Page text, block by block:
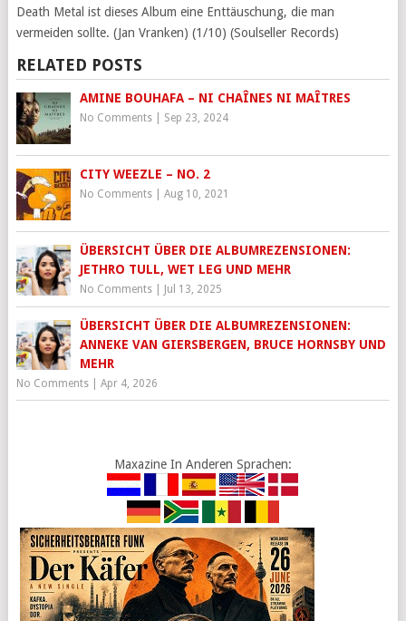
Death Metal ist dieses Album eine Enttäuschung, die man
vermeiden sollte. (Jan Vranken) (1/10) (Soulseller Records)
RELATED POSTS
AMINE BOUHAFA – NI CHAÎNES NI MAÎTRES
No Comments| Sep 23, 2024
CITY WEEZLE – NO. 2
No Comments| Aug 10, 2021
ÜBERSICHT ÜBER DIE ALBUMREZENSIONEN:
JETHRO TULL, WET LEG UND MEHR
No Comments| Jul 13, 2025
ÜBERSICHT ÜBER DIE ALBUMREZENSIONEN:
ANNEKE VAN GIERSBERGEN, BRUCE HORNSBY UND
MEHR
No Comments| Apr 4, 2026
Maxazine In Anderen Sprachen: